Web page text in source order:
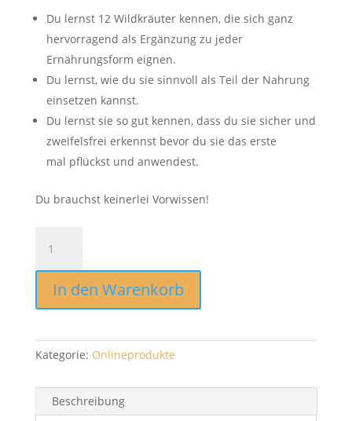
Du lernst 12 Wildkräuter kennen, die sich ganz
hervorragend als Ergänzung zu jeder
Ernährungsform eignen.
Du lernst, wie du sie sinnvoll als Teil der Nahrung
einsetzen kannst.
Du lernst sie so gut kennen, dass du sie sicher und
zweifelsfrei erkennst bevor du sie das erste
mal pflückst und anwendest.
Du brauchst keinerlei Vorwissen!
Hundehalter
[Digital]
Menge
In den Warenkorb
Kategorie: Onlineprodukte
Beschreibung